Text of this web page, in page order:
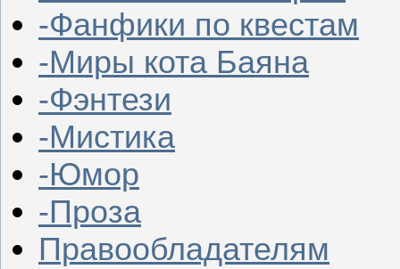
-Фанфики по квестам
-Миры кота Баяна
-Фэнтези
-Мистика
-Юмор
-Проза
Правообладателям